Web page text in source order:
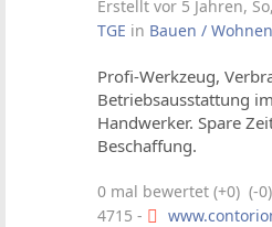
Erstellt vor 5 Jahren,
TGE in Bauen / Wohnen
Profi-Werkzeug,
Betriebsausstattung
Handwerker. Spare
Beschaffung.
0 mal bewertet (+0) (-0)
4715 -